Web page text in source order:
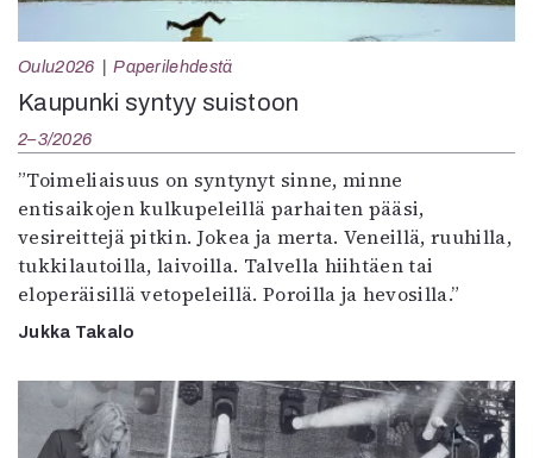
Oulu2026 Paperilehdestä
Kaupunki syntyy suistoon
2–3/2026
”Toimeliaisuus on syntynyt sinne, minne
entisaikojen kulkupeleillä parhaiten pääsi,
vesireittejä pitkin. Jokea ja merta. Veneillä, ruuhilla,
tukkilautoilla, laivoilla. Talvella hiihtäen tai
eloperäisillä vetopeleillä. Poroilla ja hevosilla.”
Jukka Takalo